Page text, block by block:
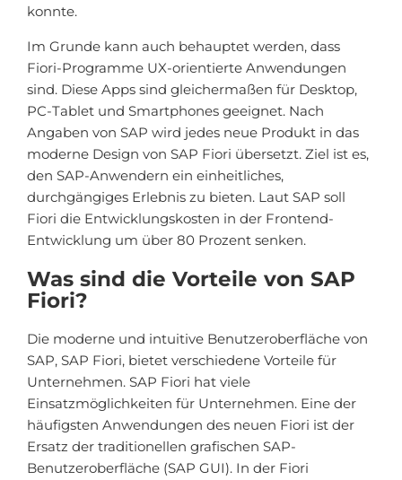
konnte.
Im Grunde kann auch behauptet werden, dass
Fiori-Programme UX-orientierte Anwendungen
sind. Diese Apps sind gleichermaßen für Desktop,
PC-Tablet und Smartphones geeignet. Nach
Angaben von SAP wird jedes neue Produkt in das
moderne Design von SAP Fiori übersetzt. Ziel ist es,
den SAP-Anwendern ein einheitliches,
durchgängiges Erlebnis zu bieten. Laut SAP soll
Fiori die Entwicklungskosten in der Frontend-
Entwicklung um über 80 Prozent senken.
Was sind die Vorteile von SAP
Fiori?
Die moderne und intuitive Benutzeroberfläche von
SAP, SAP Fiori, bietet verschiedene Vorteile für
Unternehmen. SAP Fiori hat viele
Einsatzmöglichkeiten für Unternehmen. Eine der
häufigsten Anwendungen des neuen Fiori ist der
Ersatz der traditionellen grafischen SAP-
Benutzeroberfläche (SAP GUI). In der Fiori